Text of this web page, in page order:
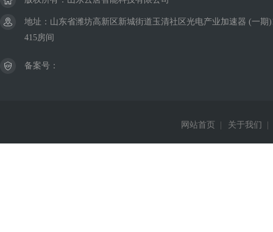
地址：山东省潍坊高新区新城街道玉清社区光电产业加速器 (一期
415房间
备案号：
网站首页 关于我们